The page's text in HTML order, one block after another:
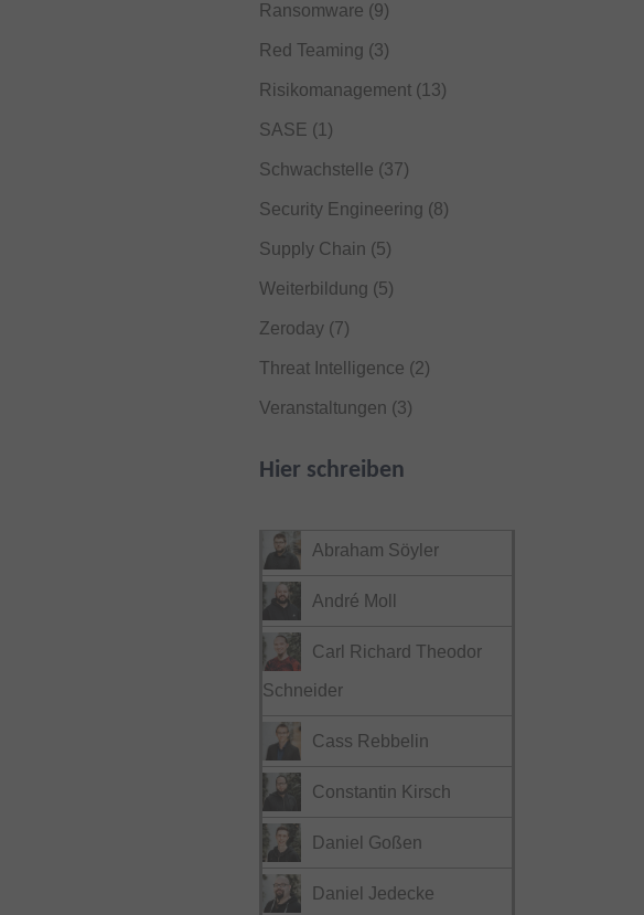
Ransomware (9)
Red Teaming (3)
Risikomanagement(13)
SASE (1)
Schwachstelle (37)
Security Engineering (8)
Supply Chain (5)
Weiterbildung (5)
Zeroday(7)
Threat Intelligence (2)
Veranstaltungen (3)
Hier schreiben
Abraham Söyler
André Moll
Carl Richard Theodor
Schneider
Cass Rebbelin
Constantin Kirsch
Daniel Goßen
Daniel Jedecke